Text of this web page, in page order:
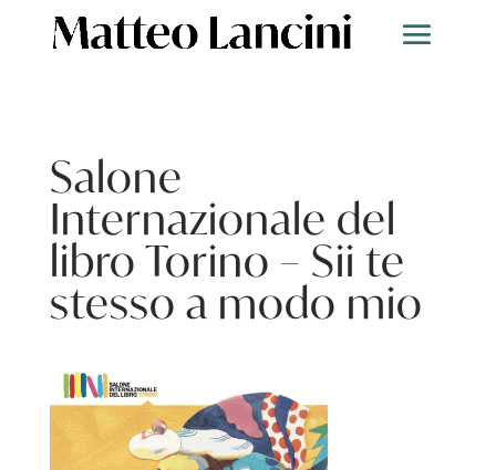
Salone
Internazionale del
libro Torino – Sii te
stesso a modo mio